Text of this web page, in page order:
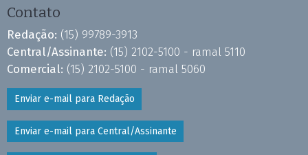
Contato
Redação: (15) 99789-3913
Central/Assinante: (15) 2102-5100 - ramal 5110
Comercial: (15) 2102-5100 - ramal 5060
Enviar e-mail para Redação
Enviar e-mail para Central/Assinante